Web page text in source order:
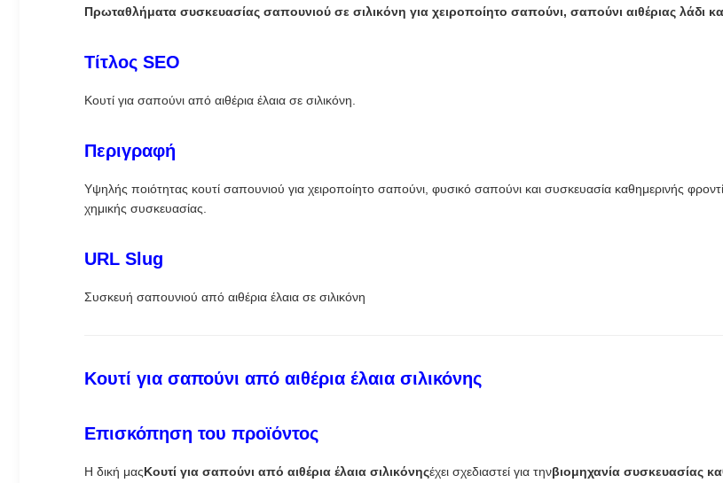
Πρωταθλήματα συσκευασίας σαπουνιού σε σιλικόνη για χειροποίητο σαπούνι, σαπούνι αιθέριας λάδι
Τίτλος SEO
Κουτί για σαπούνι από αιθέρια έλαια σε σιλικόνη.
Περιγραφή
Υψηλής ποιότητας κουτί σαπουνιού για χειροποίητο σαπούνι, φυσικό σαπούνι και συσκευασία καθημερινής
χημικής συσκευασίας.
URL Slug
Συσκευή σαπουνιού από αιθέρια έλαια σε σιλικόνη
Κουτί για σαπούνι από αιθέρια έλαια σιλικόνης
Επισκόπηση του προϊόντος
Η δική μαςΚουτί για σαπούνι από αιθέρια έλαια σιλικόνηςέχει σχεδιαστεί για τηνβιομηχανία συσκευασίας